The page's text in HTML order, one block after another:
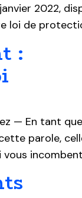
2022,
loi de
:
— En tant
parole,